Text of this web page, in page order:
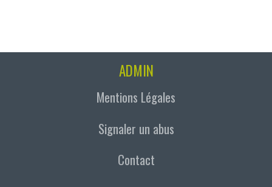
ADMIN
Mentions Légales
Signaler un abus
Contact